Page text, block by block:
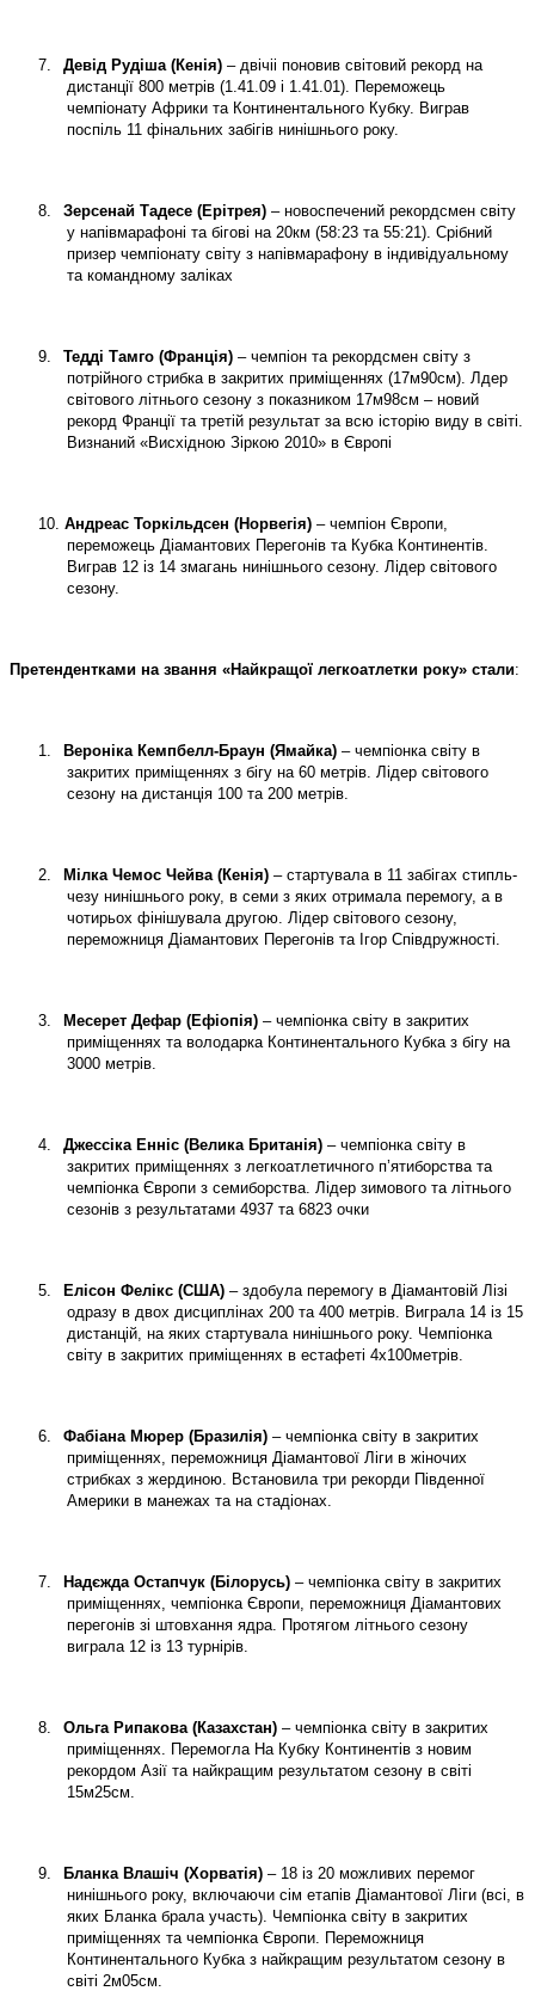
7. Девід Рудіша (Кенія) – двічіі поновив світовий рекорд на
дистанції 800 метрів (1.41.09 і 1.41.01). Переможець
чемпіонату Африки та Континентального Кубку. Виграв
поспіль 11 фінальних забігів нинішнього року.
8. Зерсенай Тадесе (Ерітрея) – новоспечений рекордсмен світу
у напівмарафоні та бігові на 20км (58:23 та 55:21). Срібний
призер чемпіонату світу з напівмарафону в індивідуальному
та командному заліках
9. Тедді Тамго (Франція) – чемпіон та рекордсмен світу з
потрійного стрибка в закритих приміщеннях (17м90см). Лдер
світового літнього сезону з показником 17м98см – новий
рекорд Франції та третій результат за всю історію виду в світі.
Визнаний «Висхідною Зіркою 2010» в Європі
10. Андреас Торкільдсен (Норвегія) – чемпіон Європи,
переможець Діамантових Перегонів та Кубка Континентів.
Виграв 12 із 14 змагань нинішнього сезону. Лідер світового
сезону.
Претендентками на звання «Найкращої легкоатлетки року» стали:
1. Вероніка Кемпбелл-Браун (Ямайка) – чемпіонка світу в
закритих приміщеннях з бігу на 60 метрів. Лідер світового
сезону на дистанція 100 та 200 метрів.
2. Мілка Чемос Чейва (Кенія) – стартувала в 11 забігах стипль-
чезу нинішнього року, в семи з яких отримала перемогу, а в
чотирьох фінішувала другою. Лідер світового сезону,
переможниця Діамантових Перегонів та Ігор Співдружності.
3. Месерет Дефар (Ефіопія) – чемпіонка світу в закритих
приміщеннях та володарка Континентального Кубка з бігу на
3000 метрів.
4. Джессіка Енніс (Велика Британія) – чемпіонка світу в
закритих приміщеннях з легкоатлетичного п’ятиборства та
чемпіонка Європи з семиборства. Лідер зимового та літнього
сезонів з результатами 4937 та 6823 очки
5. Елісон Фелікс (США) – здобула перемогу в Діамантовій Лізі
одразу в двох дисциплінах 200 та 400 метрів. Виграла 14 із 15
дистанцій, на яких стартувала нинішнього року. Чемпіонка
світу в закритих приміщеннях в естафеті 4х100метрів.
6. Фабіана Мюрер (Бразилія) – чемпіонка світу в закритих
приміщеннях, переможниця Діамантової Ліги в жіночих
стрибках з жердиною. Встановила три рекорди Південної
Америки в манежах та на стадіонах.
7. Надєжда Остапчук (Білорусь) – чемпіонка світу в закритих
приміщеннях, чемпіонка Європи, переможниця Діамантових
перегонів зі штовхання ядра. Протягом літнього сезону
виграла 12 із 13 турнірів.
8. Ольга Рипакова (Казахстан) – чемпіонка світу в закритих
приміщеннях. Перемогла На Кубку Континентів з новим
рекордом Азії та найкращим результатом сезону в світі
15м25см.
9. Бланка Влашіч (Хорватія) – 18 із 20 можливих перемог
нинішнього року, включаючи сім етапів Діамантової Ліги (всі, в
яких Бланка брала участь). Чемпіонка світу в закритих
приміщеннях та чемпіонка Європи. Переможниця
Континентального Кубка з найкращим результатом сезону в
світі 2м05см.